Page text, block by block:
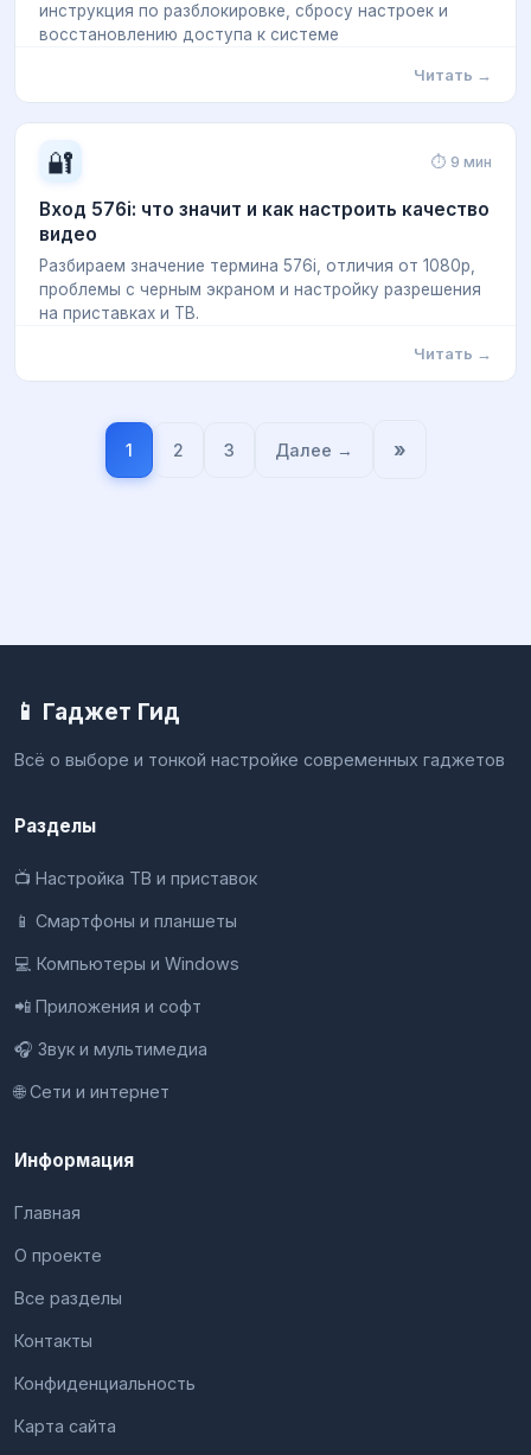
инструкция по разблокировке, сбросу настроек и
восстановлению доступа к системе
Читать →
🔐 ⏱ 9 мин
Вход 576i: что значит и как настроить качество
видео
Разбираем значение термина 576i, отличия от 1080p,
проблемы с черным экраном и настройку разрешения
на приставках и ТВ.
Читать →
1 2 3 Далее → »
📱 Гаджет Гид
Всё о выборе и тонкой настройке современных гаджетов
Разделы
📺 Настройка ТВ и приставок
📱 Смартфоны и планшеты
💻 Компьютеры и Windows
📲 Приложения и софт
🎧 Звук и мультимедиа
🌐 Сети и интернет
Информация
Главная
О проекте
Все разделы
Контакты
Конфиденциальность
Карта сайта